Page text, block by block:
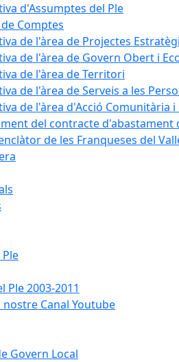
d'Assumptes del Ple
Comptes
de l'àrea de Projectes
de l'àrea de Govern Obert i
de l'àrea de Territori
de l'àrea de Serveis a les
de l'àrea d'Acció Comunitària i
del contracte
de les Franqueses del
Ple 2003-2011
nostre Canal Youtube
Govern Local